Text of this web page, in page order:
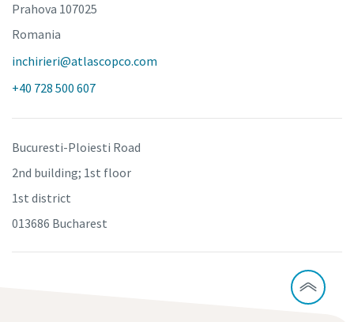
Prahova 107025
Romania
inchirieri@atlascopco.com
+40 728 500 607
Bucuresti-Ploiesti Road
2nd building; 1st floor
1st district
013686 Bucharest